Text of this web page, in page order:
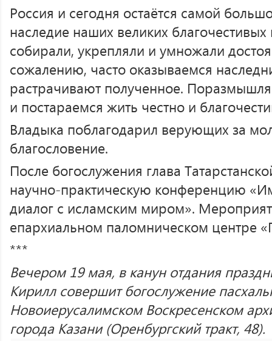
Россия и сегодня остаётся самой
наследие наших великих
собирали, укрепляли и умножали
сожалению, часто оказываемся
растрачивают полученное.
и постараемся жить честно и
Владыка поблагодарил верующих за
благословение.
После богослужения глава
научно-практическую конференцию
диалог с исламским миром».
епархиальном паломническом центре
***
Вечером 19 мая, в канун отдания
Кирилл совершит богослужение
Новоиерусалимском Воскресенском
города Казани (Оренбургский тракт, 48).